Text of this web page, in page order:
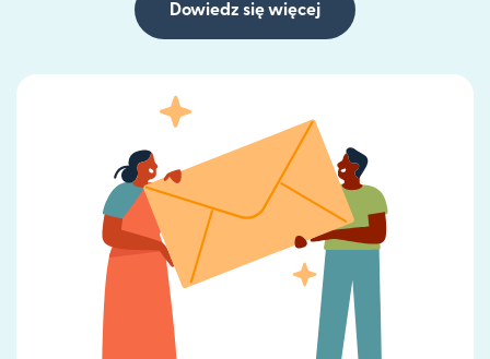
Dowiedz się więcej